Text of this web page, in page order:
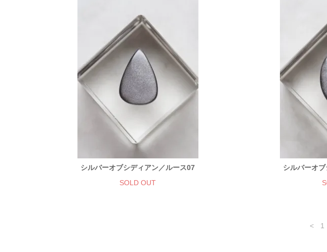
シルバーオブシディアン／ルース07
SOLD OUT
シルバーオ
< 1